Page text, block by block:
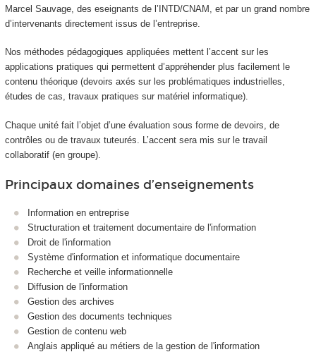
Marcel Sauvage, des eseignants de l’INTD/CNAM, et par un grand nombre
d’intervenants directement issus de l’entreprise.
Nos méthodes pédagogiques appliquées mettent l’accent sur les
applications pratiques qui permettent d’appréhender plus facilement le
contenu théorique (devoirs axés sur les problématiques industrielles,
études de cas, travaux pratiques sur matériel informatique).
Chaque unité fait l’objet d’une évaluation sous forme de devoirs, de
contrôles ou de travaux tuteurés. L’accent sera mis sur le travail
collaboratif (en groupe).
Principaux domaines d’enseignements
Information en entreprise
Structuration et traitement documentaire de l'information
Droit de l'information
Système d'information et informatique documentaire
Recherche et veille informationnelle
Diffusion de l'information
Gestion des archives
Gestion des documents techniques
Gestion de contenu web
Anglais appliqué au métiers de la gestion de l'information